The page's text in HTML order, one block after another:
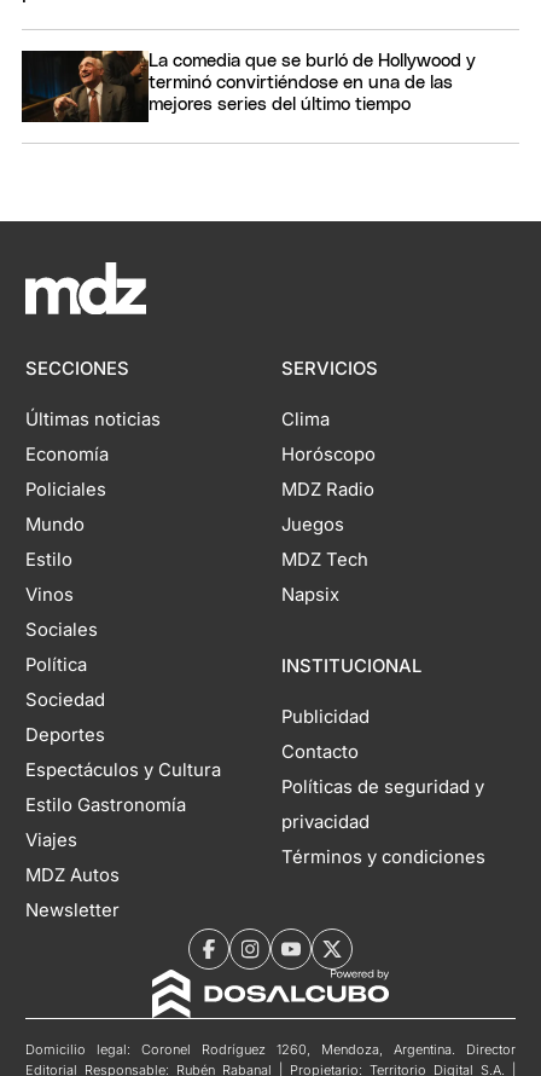
La comedia que se burló de Hollywood y
terminó convirtiéndose en una de las
mejores series del último tiempo
SECCIONES
Últimas noticias
Economía
Policiales
Mundo
Estilo
Vinos
Sociales
Política
Sociedad
Deportes
Espectáculos y Cultura
Estilo Gastronomía
Viajes
MDZ Autos
Newsletter
SERVICIOS
Clima
Horóscopo
MDZ Radio
Juegos
MDZ Tech
Napsix
INSTITUCIONAL
Publicidad
Contacto
Políticas de seguridad y
privacidad
Términos y condiciones
Domicilio legal: Coronel Rodríguez 1260, Mendoza, Argentina. Director
Editorial Responsable: Rubén Rabanal | Propietario: Territorio Digital S.A. |